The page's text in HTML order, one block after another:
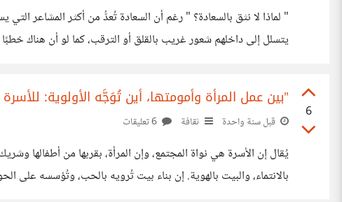
" لماذا لا نثق بالسعادة؟ " رغم أن السعادة تُعدُّ
يتسلل إلى داخلهم شعور غريب بالقلق أو الترقب، كما لو أن هناك
6
"بين عمل المرأة وأمومتها، أين تُوَجَّه الأولوية:
قبل سنة واحدة ثقافة
يُقال إن الأسرة هي نواة المجتمع، وإن المرأة، بقربها من أطفالها
بالانتماء، والبيت بالهوية. إن بناء بيت تُرويه بالحب، وتُؤسسه على